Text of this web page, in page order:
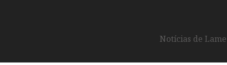
Notícias de